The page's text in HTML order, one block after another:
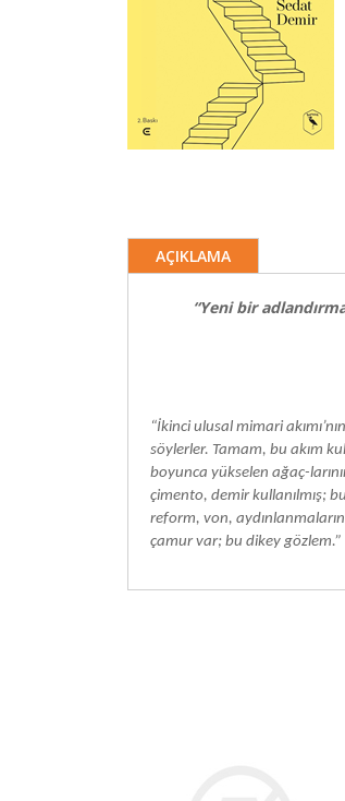
AÇIKLAMA
“Yeni bir
“İkinci ulusal mimari
söylerler. Tamam, bu akım
boyunca yükselen ağaç-
çimento, demir kullanılmış;
reform, von,
çamur var; bu dikey gözlem.”